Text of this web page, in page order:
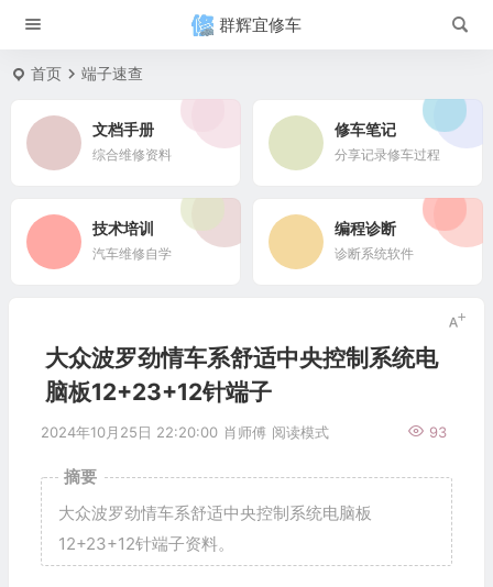
群辉宜修车
首页 端子速查
文档手册
综合维修资料
修车笔记
分享记录修车过程
技术培训
汽车维修自学
编程诊断
诊断系统软件
大众波罗劲情车系舒适中央控制系统电
脑板12+23+12针端子
2024年10月25日 22:20:00 肖师傅 93
阅读模式
摘要
大众波罗劲情车系舒适中央控制系统电脑板
12+23+12针端子资料。